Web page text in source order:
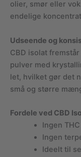
olier, smør eller
endelige
Udseende og
CBD isolat
pulver med
let, hvilket gør det
små og større
Fordele ved CBD
Ingen
Ingen
Ideelt til